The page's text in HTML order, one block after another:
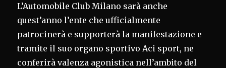
L’Automobile Club Milano sarà anche
quest’anno l’ente che ufficialmente
patrocinerà e supporterà la manifestazione e
tramite il suo organo sportivo Aci sport, ne
conferirà valenza agonistica nell’ambito del